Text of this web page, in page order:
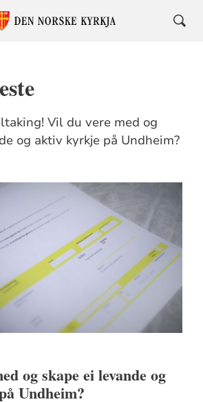
Vil du vere med og
og aktiv kyrkje på Undheim?
og skape ei levande og
Undheim?